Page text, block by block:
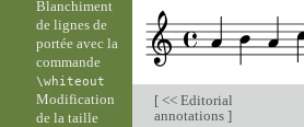
[<< Editorial
annotations ]
Blanchiment
de lignes de
portée avec la
commande
\whiteout
Modification
de la taille